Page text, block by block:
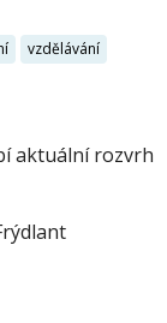
vzdělávání
aktuální rozvrh